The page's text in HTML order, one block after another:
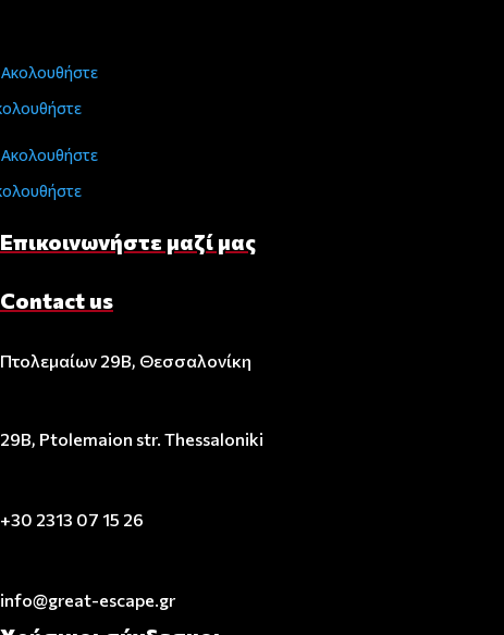
Ακολουθήστε
Ακολουθήστε
Επικοινωνήστε μαζί μας
Contact us
Πτολεμαίων 29Β, Θεσσαλονίκη
29B, Ptolemaion str. Thessaloniki
+30 2313 07 15 26
info@great-escape.gr